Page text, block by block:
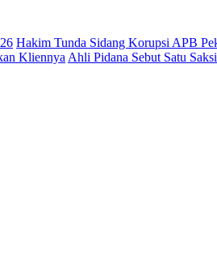
Hakim Tunda Sidang Korupsi APB
Kliennya Ahli Pidana Sebut Satu